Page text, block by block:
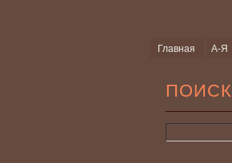
Главная А-Я
ПОИСК